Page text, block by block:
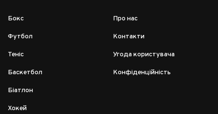
Бокс
Футбол
Теніс
Баскетбол
Біатлон
Хокей
Про нас
Контакти
Угода користувача
Конфіденційність